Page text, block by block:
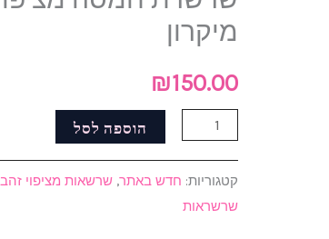
מיקרון
₪150.00
שרשרת
חמסה
זהב
מיקרון
הוספה לסל
קטגוריות: חדש באתר,שרשאות מציפוי זהב 2 מיקרון
שרשראות